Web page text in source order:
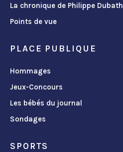
La chronique de Philippe Dubath
Points de vue
PLACE PUBLIQUE
Hommages
Jeux-Concours
Les bébés du journal
Sondages
SPORTS